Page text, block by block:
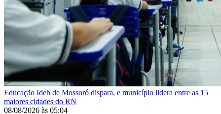
Educação Ideb de Mossoró dispara, e município lidera entre as 15
maiores cidades do RN
08/08/2026 às 05:04